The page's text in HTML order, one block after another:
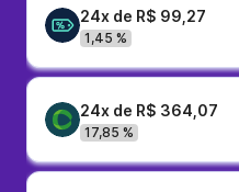
24x de R$ 99,27
1,45 %
24x de R$ 364,07
17,85 %